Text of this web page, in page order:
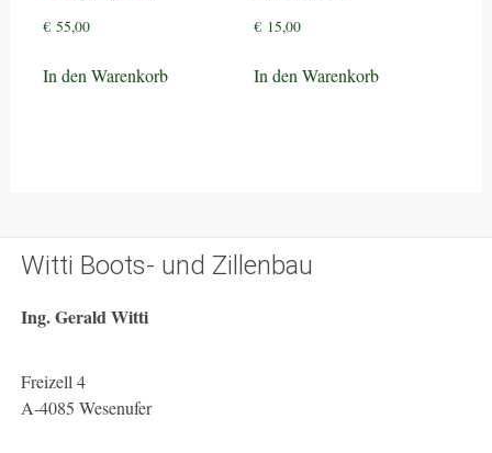
€55,00
In den Warenkorb
€ 15,00
In den Warenkorb
Witti Boots- und Zillenbau
Ing. Gerald Witti
Freizell 4
A-4085 Wesenufer